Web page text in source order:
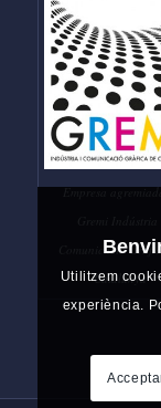
Empresa
Comunicació
Catalunya
Utilitzem
experiència.